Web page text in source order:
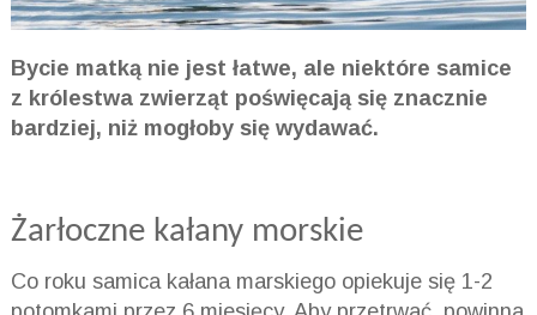
Bycie matką nie jest łatwe, ale niektóre samice
z królestwa zwierząt poświęcają się znacznie
bardziej, niż mogłoby się wydawać.
Żarłoczne kałany morskie
Co roku samica kałana marskiego opiekuje się 1-2